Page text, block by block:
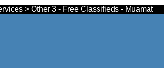
> Other 3 - Free Classifieds - Muamat